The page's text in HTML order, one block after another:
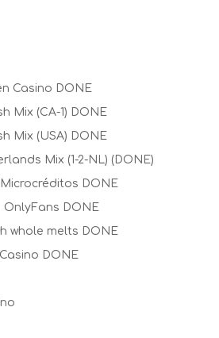
Casino DONE
Mix (CA-1) DONE
Mix (USA) DONE
Mix (1-2-NL) (DONE)
DONE
OnlyFans DONE
whole melts DONE
DONE